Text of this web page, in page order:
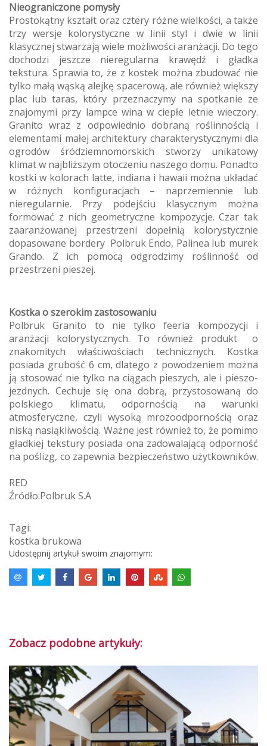
Nieograniczone pomysły
Prostokątny kształt oraz cztery różne wielkości, a także
trzy wersje kolorystyczne w linii styl i dwie w linii
klasycznej stwarzają wiele możliwości aranżacji. Do tego
dochodzi jeszcze nieregularna krawędź i gładka
tekstura. Sprawia to, że z kostek można zbudować nie
tylko małą wąską alejkę spacerową, ale również większy
plac lub taras, który przeznaczymy na spotkanie ze
znajomymi przy lampce wina w ciepłe letnie wieczory.
Granito wraz z odpowiednio dobraną roślinnością i
elementami małej architektury charakterystycznymi dla
ogrodów śródziemnomorskich stworzy unikatowy
klimat w najbliższym otoczeniu naszego domu. Ponadto
kostki w kolorach latte, indiana i hawaii można układać
w różnych konfiguracjach – naprzemiennie lub
nieregularnie. Przy podejściu klasycznym można
formować z nich geometryczne kompozycje. Czar tak
zaaranżowanej przestrzeni dopełnią kolorystycznie
dopasowane bordery Polbruk Endo, Palinea lub murek
Grando. Z ich pomocą odgrodzimy roślinność od
przestrzeni pieszej.
Kostka o szerokim zastosowaniu
Polbruk Granito to nie tylko feeria kompozycji i
aranżacji kolorystycznych. To również produkt o
znakomitych właściwościach technicznych. Kostka
posiada grubość 6 cm, dlatego z powodzeniem można
ją stosować nie tylko na ciągach pieszych, ale i pieszo-
jezdnych. Cechuje się ona dobrą, przystosowaną do
polskiego klimatu, odpornością na warunki
atmosferyczne, czyli wysoką mrozoodpornością oraz
niską nasiąkliwością. Ważne jest również to, że pomimo
gładkiej tekstury posiada ona zadowalającą odporność
na poślizg, co zapewnia bezpieczeństwo użytkowników.
RED
Źródło:Polbruk S.A
Tagi:
kostka brukowa
Udostępnij artykuł swoim znajomym:
Zobacz podobne artykuły: